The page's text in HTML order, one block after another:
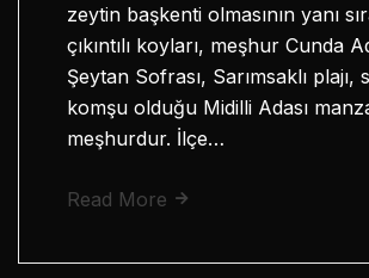
zeytin başkenti olmasının yanı
çıkıntılı koyları, meşhur Cunda
Şeytan Sofrası, Sarımsaklı plajı,
komşu olduğu Midilli Adası
meşhurdur. İlçe…
Read More